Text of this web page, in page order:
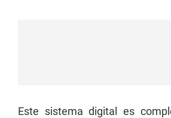
Este sistema digital es